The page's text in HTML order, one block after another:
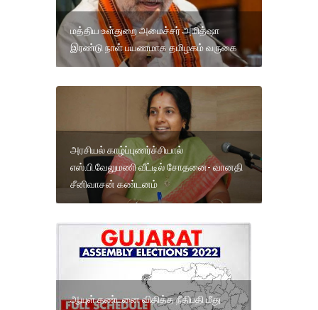
மத்திய உள்துறை அமைச்சர் அமித்ஷா
இரண்டு நாள் பயணமாக தமிழகம் வருகை
அரசியல் காழ்ப்புணர்ச்சியால்
எஸ்.பி.வேலுமணி வீட்டில் சோதனை- வானதி
சீனிவாசன் கண்டனம்
ஆயுள் தண்டனை விதித்த நீதிபதி மீது